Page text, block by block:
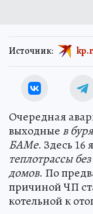
Источник:
Очередная
выходные в
БАМе. Здесь 16
теплотрассы
домов. По
причиной ЧП
котельной к